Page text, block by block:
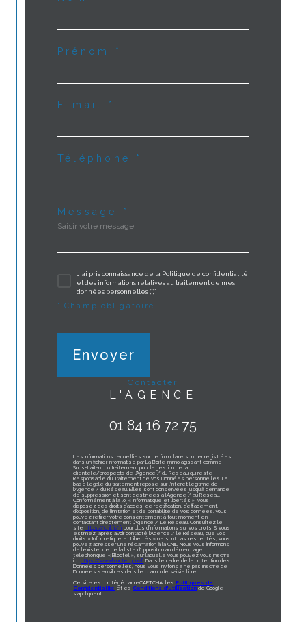
Prénom *
E-mail *
Téléphone *
Message *
J'ai pris connaissance de la Politique de confidentialité
et des informations relatives au traitement de mes
données personnelles (*)*
* Champ obligatoire
Envoyer
contacter
L'AGENCE
01 84 16 72 75
Les informations recueillies sur ce formulaire sont enregistrées
dans un fichier informatisé par La Boite Immo agissant comme
Sous-traitant du traitement pour la gestion de la
clientèle/prospects de l'Agence / du Réseau qui reste
Responsable du Traitement de vos Données personnelles. La
base légale du traitement repose sur l'intérêt légitime de
l'Agence / du Réseau. Elles sont conservées jusqu'à demande
de suppression et sont destinées à l'Agence / au Réseau.
Conformément à la loi « informatique et libertés », vous
disposez des droits d’accès, de rectification, d’effacement,
d’opposition, de limitation et de portabilité de vos données. Vous
pouvez retirer votre consentement à tout moment en
contactant directement l’Agence / Le Réseau. Consultez le
site https://cnil.fr/fr pour plus d’informations sur vos droits. Si vous
estimez, après avoir contacté l'Agence / le Réseau, que vos
droits « Informatique et Libertés » ne sont pas respectés, vous
pouvez adresser une réclamation à la CNIL. Nous vous informons
de l’existence de la liste d'opposition au démarchage
téléphonique « Bloctel », sur laquelle vous pouvez vous inscrire
ici : https://www.bloctel.gouv.fr. Dans le cadre de la protection des
Données personnelles, nous vous invitons à ne pas inscrire de
Données sensibles dans le champ de saisie libre.
Ce site est protégé par reCAPTCHA, les Politiques de
Confidentialité et es Conditions d'utilisation de Google
s'appliquent.